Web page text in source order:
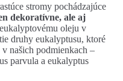
stromy pochádzajúce
dekoratívne, ale aj
oleju v
druhy eukalyptusu, ktoré
našich podmienkach –
parvula a eukalyptus